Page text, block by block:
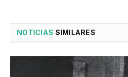
NOTICIAS SIMILARES